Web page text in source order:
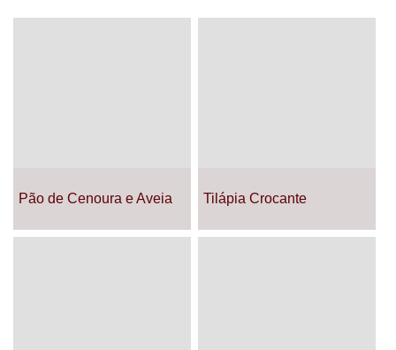
Pão de Cenoura e Aveia Tilápia Crocante